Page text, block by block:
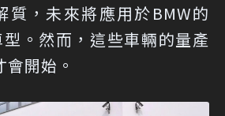
質，未來將應用於BMW的
。然而，這些車輛的量產
開始。